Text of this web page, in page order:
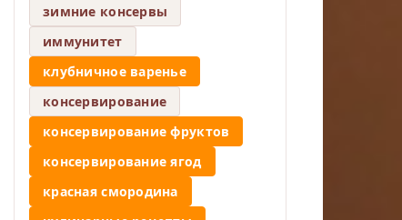
зимние консервы
иммунитет
клубничное варенье
консервирование
консервирование фруктов
консервирование ягод
красная смородина